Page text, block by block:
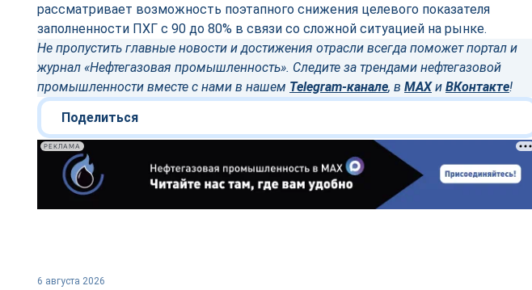
рассматривает возможность поэтапного снижения целевого показателя
заполненности ПХГ с 90 до 80% в связи со сложной ситуацией на рынке.
Не пропустить главные новости и достижения отрасли всегда поможет портал и
журнал «Нефтегазовая промышленность». Следите за трендами нефтегазовой
промышленности вместе с нами в нашем Telegram-канале, в MAXи ВКонтакте!
Поделиться
РЕКЛАМА
6 августа 2026